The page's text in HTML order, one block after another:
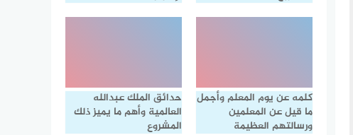
كلمه عن يوم المعلم وأجمل
ما قيل عن المعلمين
ورسالتهم العظيمة
حدائق الملك عبدالله
العالمية وأهم ما يميز ذلك
المشروع